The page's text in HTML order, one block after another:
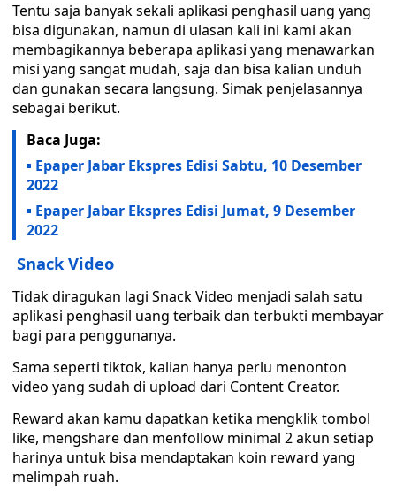
Tentu saja banyak sekali aplikasi penghasil uang yang
bisa digunakan, namun di ulasan kali ini kami akan
membagikannya beberapa aplikasi yang menawarkan
misi yang sangat mudah, saja dan bisa kalian unduh
dan gunakan secara langsung. Simak penjelasannya
sebagai berikut.
Baca Juga:
Epaper Jabar Ekspres Edisi Sabtu, 10 Desember
2022
Epaper Jabar Ekspres Edisi Jumat, 9 Desember
2022
Snack Video
Tidak diragukan lagi Snack Video menjadi salah satu
aplikasi penghasil uang terbaik dan terbukti membayar
bagi para penggunanya.
Sama seperti tiktok, kalian hanya perlu menonton
video yang sudah di upload dari Content Creator.
Reward akan kamu dapatkan ketika mengklik tombol
like, mengshare dan menfollow minimal 2 akun setiap
harinya untuk bisa mendaptakan koin reward yang
melimpah ruah.